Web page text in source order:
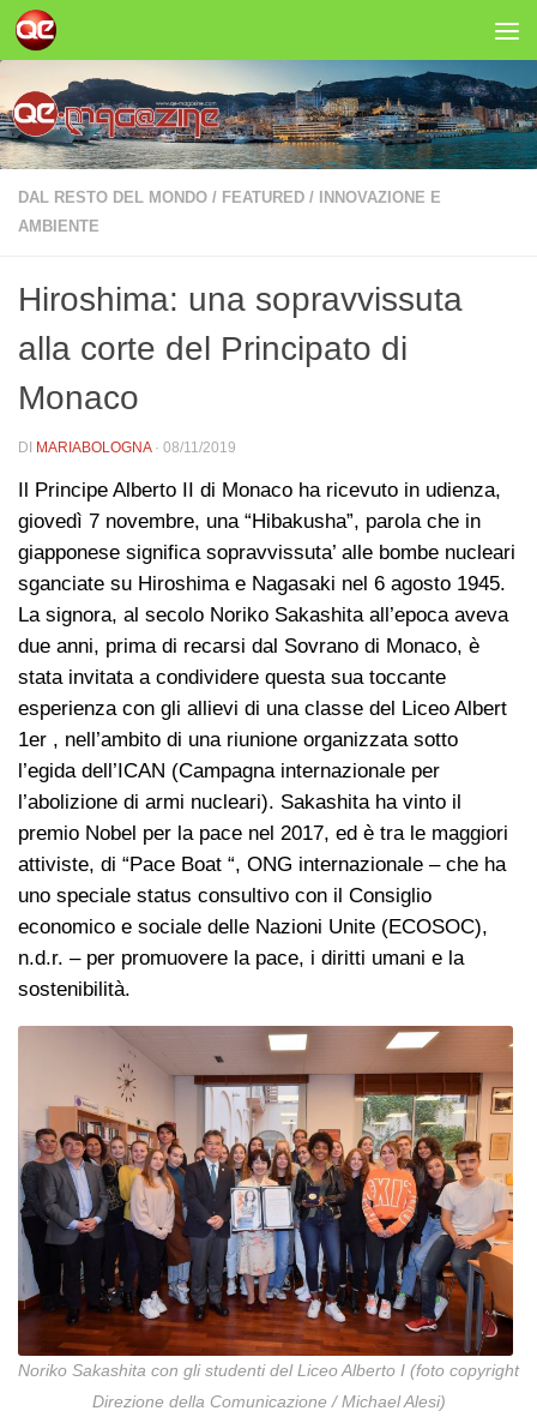
Salta al contenuto
DAL RESTO DEL MONDO / FEATURED /
INNOVAZIONE E
AMBIENTE
Hiroshima: una sopravvissuta
alla corte del Principato di
Monaco
DI MARIABOLOGNA · 08/11/2019
Il Principe Alberto II di Monaco ha ricevuto in udienza,
giovedì 7 novembre, una “Hibakusha”, parola che in
giapponese significa sopravvissuta’ alle bombe nucleari
sganciate su Hiroshima e Nagasaki nel 6 agosto 1945.
La signora, al secolo Noriko Sakashita all’epoca aveva
due anni, prima di recarsi dal Sovrano di Monaco, è
stata invitata a condividere questa sua toccante
esperienza con gli allievi di una classe del Liceo Albert
1er , nell’ambito di una riunione organizzata sotto
l’egida dell’ICAN (Campagna internazionale per
l’abolizione di armi nucleari). Sakashita ha vinto il
premio Nobel per la pace nel 2017, ed è tra le maggiori
attiviste, di “Pace Boat “, ONG internazionale – che ha
uno speciale status consultivo con il Consiglio
economico e sociale delle Nazioni Unite (ECOSOC),
n.d.r. – per promuovere la pace, i diritti umani e la
sostenibilità.
Noriko Sakashita con gli studenti del Liceo Alberto I (foto copyright
Direzione della Comunicazione / Michael Alesi)